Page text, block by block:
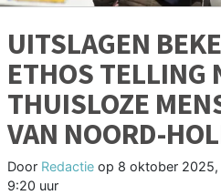
UITSLAGEN
ETHOS TELLING
THUISLOZE
VAN NOORD-
Door Redactie op 8 oktober 2025,
9:20 uur